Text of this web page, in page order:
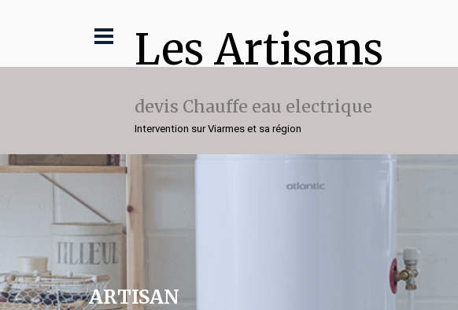
Les Artisans
devis Chauffe eau electrique
Intervention sur Viarmes et sa région
ARTISAN